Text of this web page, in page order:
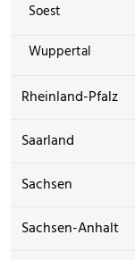
Soest
Wuppertal
Rheinland-Pfalz
Saarland
Sachsen
Sachsen-Anhalt